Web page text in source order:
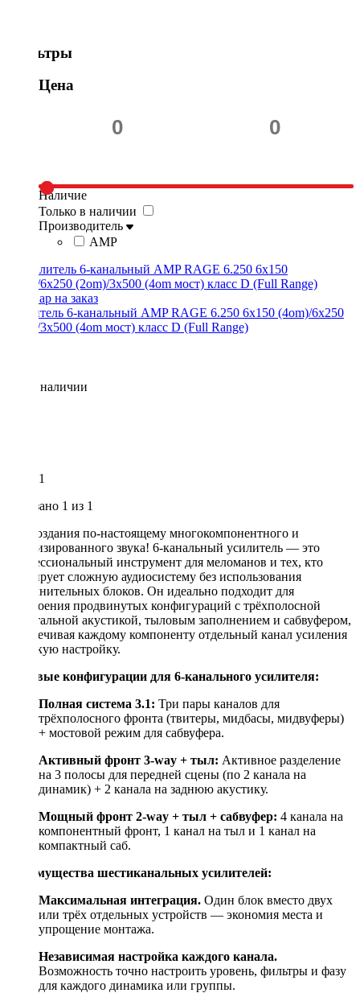
Фильтры
Цена
Наличие
Только в наличии
Производитель
AMP
Усилитель 6-канальный AMP RAGE 6.250 6x150 (4om)/6x250
(2om)/3x500 (4om мост) класс D (Full Range)
Нет в наличии
1
Показано 1 из 1
Для создания по-настоящему многокомпонентного и
детализированного звука! 6-канальный усилитель — это
профессиональный инструмент для меломанов и тех, кто
планирует сложную аудиосистему без использования
дополнительных блоков. Он идеально подходит для
построения продвинутых конфигураций с трёхполосной
фронтальной акустикой, тыловым заполнением и сабвуфером,
обеспечивая каждому компоненту отдельный канал усиления
и тонкую настройку.
Типовые конфигурации для 6-канального усилителя:
Полная система 3.1: Три пары каналов для
трёхполосного фронта (твитеры, мидбасы, мидвуферы)
+ мостовой режим для сабвуфера.
Активный фронт 3-way + тыл: Активное разделение
на 3 полосы для передней сцены (по 2 канала на
динамик) + 2 канала на заднюю акустику.
Мощный фронт 2-way + тыл + сабвуфер: 4 канала на
компонентный фронт, 1 канал на тыл и 1 канал на
компактный саб.
Преимущества шестиканальных усилителей:
Максимальная интеграция. Один блок вместо двух
или трёх отдельных устройств — экономия места и
упрощение монтажа.
Независимая настройка каждого канала.
Возможность точно настроить уровень, фильтры и фазу
для каждого динамика или группы.